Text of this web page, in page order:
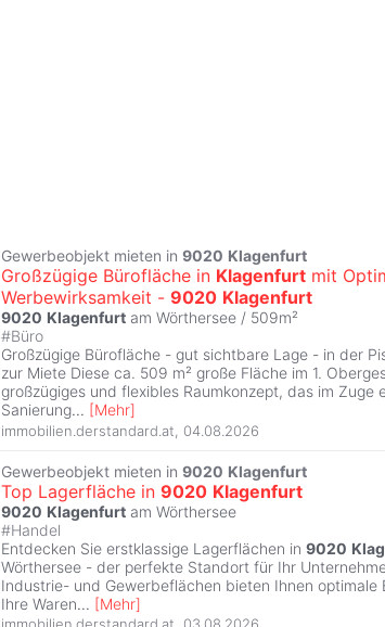
Gewerbeobjekt mieten in 9020 Klagenfurt
Großzügige Bürofläche in Klagenfurt mit
Werbewirksamkeit - 9020 Klagenfurt
9020 Klagenfurt am Wörthersee / 509m²
#Büro
Großzügige Bürofläche - gut sichtbare Lage - in der
zur Miete Diese ca. 509 m² große Fläche im 1.
großzügiges und flexibles Raumkonzept, das im Zuge
Sanierung... [Mehr]
immobilien.derstandard.at 04.08.2026
Gewerbeobjekt mieten in 9020 Klagenfurt
Top Lagerfläche in 9020 Klagenfurt
9020 Klagenfurt am Wörthersee
#Handel
Entdecken Sie erstklassige Lagerflächen in 9020
Wörthersee - der perfekte Standort für Ihr
Industrie- und Gewerbeflächen bieten Ihnen optimale
Ihre Waren... [Mehr]